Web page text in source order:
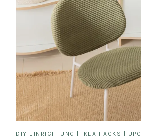
DIY EINRICHTUNG | IKEA HACKS |